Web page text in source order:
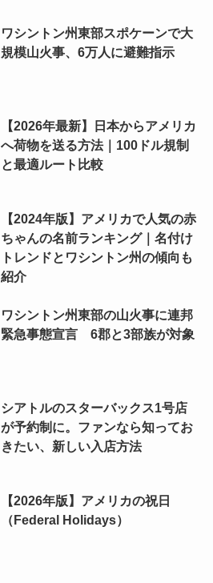
ワシントン州東部スポケーンで大
規模山火事、6万人に避難指示
【2026年最新】日本からアメリカ
へ荷物を送る方法｜100ドル規制
と最適ルート比較
【2024年版】アメリカで人気の赤
ちゃんの名前ランキング｜名付け
トレンドとワシントン州の傾向も
紹介
ワシントン州東部の山火事に連邦
緊急事態宣言 6郡と3部族が対象
シアトルのスターバックス1号店
が予約制に。ファンなら知ってお
きたい、新しい入店方法
【2026年版】アメリカの祝日
（Federal Holidays）